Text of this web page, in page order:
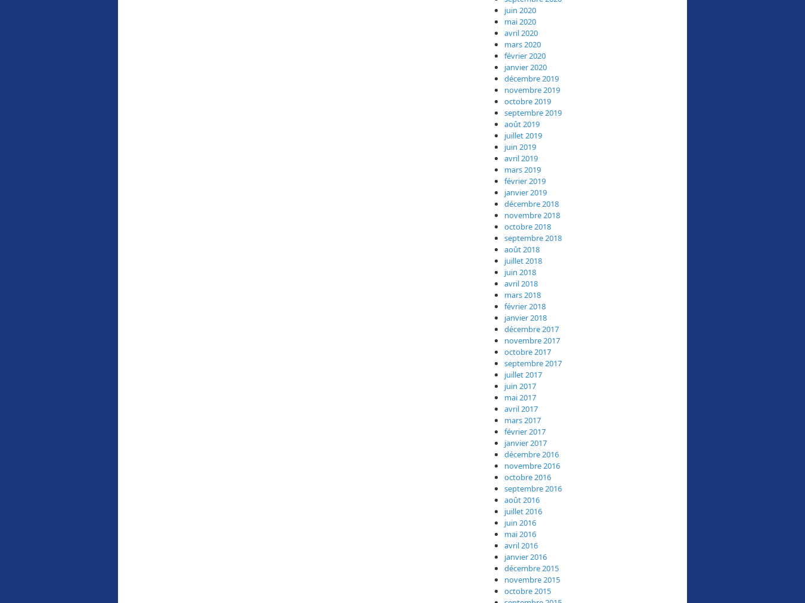
juin 2020
mai 2020
avril 2020
mars 2020
février 2020
janvier 2020
décembre 2019
novembre 2019
octobre 2019
septembre 2019
août 2019
juillet 2019
juin 2019
avril 2019
mars 2019
février 2019
janvier 2019
décembre 2018
novembre 2018
octobre 2018
septembre 2018
août 2018
juillet 2018
juin 2018
avril 2018
mars 2018
février 2018
janvier 2018
décembre 2017
novembre 2017
octobre 2017
septembre 2017
juillet 2017
juin 2017
mai 2017
avril 2017
mars 2017
février 2017
janvier 2017
décembre 2016
novembre 2016
octobre 2016
septembre 2016
août 2016
juillet 2016
juin 2016
mai 2016
avril 2016
janvier 2016
décembre 2015
novembre 2015
octobre 2015